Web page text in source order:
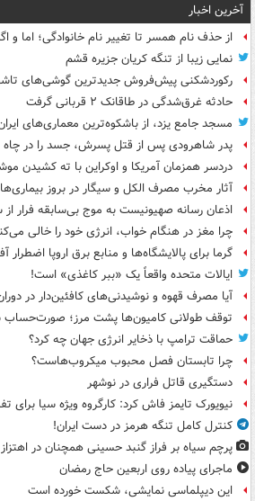
آخرین اخبار
از حذف نام همسر تا تغییر نام خانوادگی؛ اما
نمایی زیبا از تنگه کریان جزیره قشم
رکوردشکنی پیش‌فروش جدیدترین گوشی‌های
حادثه غرق‌شدگی در طاقانک ۲ قربانی گرفت
مسجد جامع یزد، از باشکوه‌ترین معماری‌های
پدر شاهرودی پس از قتل پسرش، جسد را در
دردسر همزمان آمریکا و اوکراین با ته کشیدن
آثار مخرب مصرف الکل و سیگار در بروز بیماری‌ها
اذعان رسانه صهیونیست به موج بی‌سابقه فرار
چرا مغز در هنگام خواب، انرژی خود را خالی
گرما برای پالایشگاه‌ها و منابع برق اروپا اضطرار
ایالات متحده واقعاً یک «ببر کاغذی» است!
آیا مصرف قهوه و نوشیدنی‌های کافئین‌دار در
توقف طولانی کامیون‌ها پشت مرز؛ صورت‌حساب
حماقت ترامپ با ذخایر انرژی جهان چه کرد؟
چرا تابستان فصل محبوب میکروب‌هاست؟
دستگیری قاتل فراری در نوشهر
نیویورک تایمز فاش کرد: کارگروه ویژه سیا برای
کنترل کامل تنگه هرمز در دست ایران!
پرچم سیاه بر فراز گنبد حسینی همچنان در
ماجرای پیاده روی اربعین حاج رمضان
این دیپلماسی نمایشی، شکست خورده است